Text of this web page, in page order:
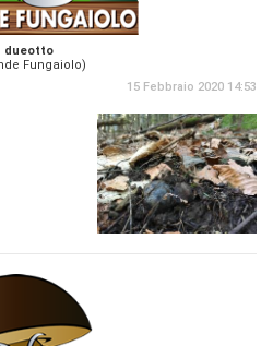
dueotto
Fungaiolo)
15 Febbraio 2020 14:53